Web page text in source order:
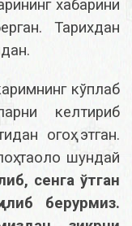
хабарини
Тарихдан
кўплаб
келтириб
огоҳ этган.
таоло шундай
сенга ўтган
берурмиз.